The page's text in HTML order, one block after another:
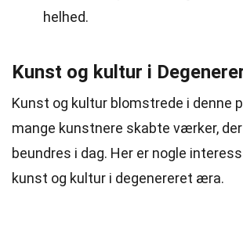
helhed.
Kunst og kultur i
Kunst og kultur blomstrede i denne
mange kunstnere skabte værker,
beundres i dag. Her er nogle
kunst og kultur i degenereret æra.